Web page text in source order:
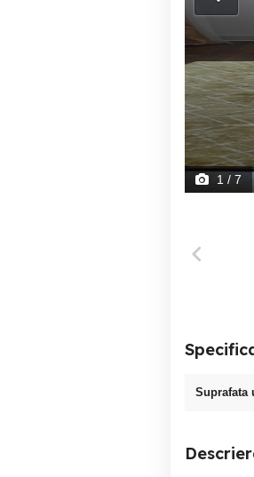
1 / 7
Suprafata